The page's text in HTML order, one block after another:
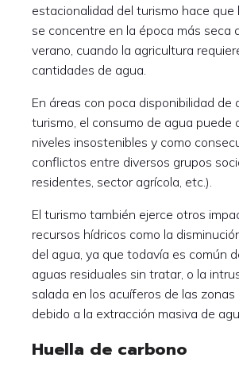
estacionalidad del turismo hace que
se concentre en la época más seca
verano, cuando la agricultura
cantidades de agua.
En áreas con poca disponibilidad de
turismo, el consumo de agua puede
niveles insostenibles y como
conflictos entre diversos grupos
residentes, sector agrícola, etc.).
El turismo también ejerce otros
recursos hídricos como la
del agua, ya que todavía es común
aguas residuales sin tratar, o la
salada en los acuíferos de las
debido a la extracción masiva de
Huella de carbono